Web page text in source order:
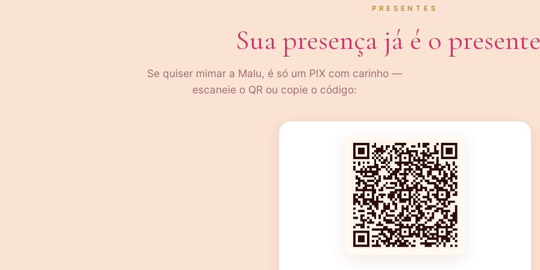
PRESENTES
Sua presença já é o
Se quiser mimar a Malu, é só um PIX com carinho —
escaneie o QR ou copie o código: